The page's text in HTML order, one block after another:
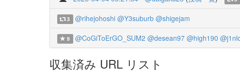
3 @rihejohoshi @Y3suburb @shigejam
9 @CoGiToErGO_SUM2 @desean97 @high190
収集済み URL リスト